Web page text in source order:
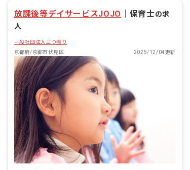
放課後等デイサービスJOJO 保育士の求
人
一般社団法人三つ撚り
京都府/京都市伏見区
2025/12/04更新